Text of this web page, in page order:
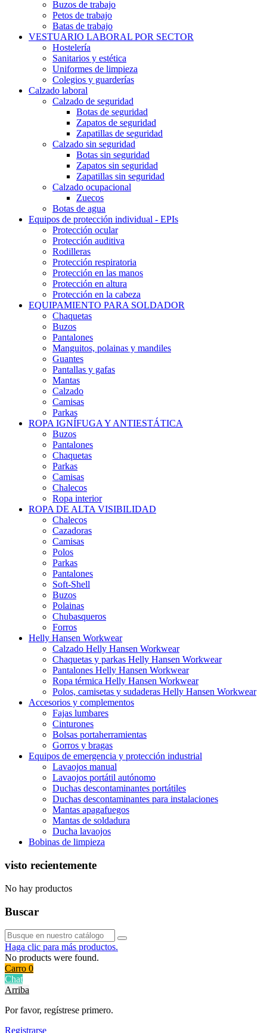
Buzos de trabajo
Petos de trabajo
Batas de trabajo
VESTUARIO LABORAL POR SECTOR
Hostelería
Sanitarios y estética
Uniformes de limpieza
Colegios y guarderías
Calzado laboral
Calzado de seguridad
Botas de seguridad
Zapatos de seguridad
Zapatillas de seguridad
Calzado sin seguridad
Botas sin seguridad
Zapatos sin seguridad
Zapatillas sin seguridad
Calzado ocupacional
Zuecos
Botas de agua
Equipos de protección individual - EPIs
Protección ocular
Protección auditiva
Rodilleras
Protección respiratoria
Protección en las manos
Protección en altura
Protección en la cabeza
EQUIPAMIENTO PARA SOLDADOR
Chaquetas
Buzos
Pantalones
Manguitos, polainas y mandiles
Guantes
Pantallas y gafas
Mantas
Calzado
Camisas
Parkas
ROPA IGNÍFUGA Y ANTIESTÁTICA
Buzos
Pantalones
Chaquetas
Parkas
Camisas
Chalecos
Ropa interior
ROPA DE ALTA VISIBILIDAD
Chalecos
Cazadoras
Camisas
Polos
Parkas
Pantalones
Soft-Shell
Buzos
Polainas
Chubasqueros
Forros
Helly Hansen Workwear
Calzado Helly Hansen Workwear
Chaquetas y parkas Helly Hansen Workwear
Pantalones Helly Hansen Workwear
Ropa térmica Helly Hansen Workwear
Polos, camisetas y sudaderas Helly Hansen Workwear
Accesorios y complementos
Fajas lumbares
Cinturones
Bolsas portaherramientas
Gorros y bragas
Equipos de emergencia y protección industrial
Lavaojos manual
Lavaojos portátil autónomo
Duchas descontaminantes portátiles
Duchas descontaminantes para instalaciones
Mantas apagafuegos
Mantas de soldadura
Ducha lavaojos
Bobinas de limpieza
visto recientemente
No hay productos
Buscar
Haga clic para más productos.
No products were found.
Carro 0
Chat
Arriba
Por favor, regístrese primero.
Registrarse